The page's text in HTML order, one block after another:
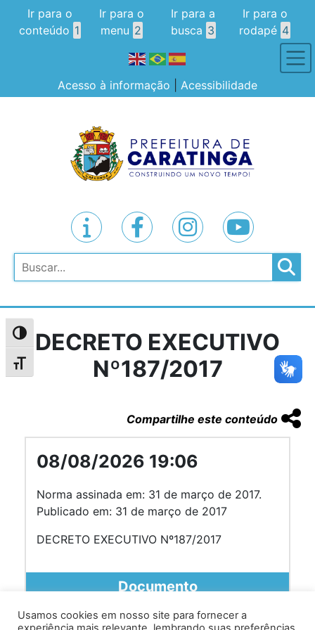
Alternar alto contraste
Alternar tamanho da fonte
Ir para o
conteúdo 1
Ir para o
menu 2
Ir para a
busca 3
Ir para o
rodapé 4
Acesso à informação Acessibilidade
Pesquisar
DECRETO EXECUTIVO
Nº187/2017
Compartilhe este conteúdo
08/08/2026 19:06
Norma assinada em: 31 de março de 2017.
Publicado em: 31 de março de 2017
DECRETO EXECUTIVO Nº187/2017
Documento
Usamos cookies em nosso site para fornecer a